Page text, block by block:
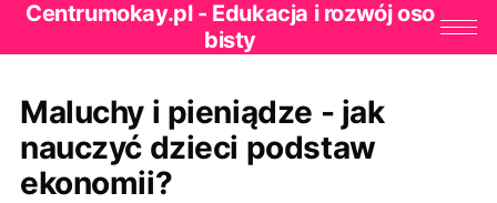
Centrumokay.pl - Edukacja i rozwój oso
bisty
Maluchy i pieniądze - jak
nauczyć dzieci podstaw
ekonomii?